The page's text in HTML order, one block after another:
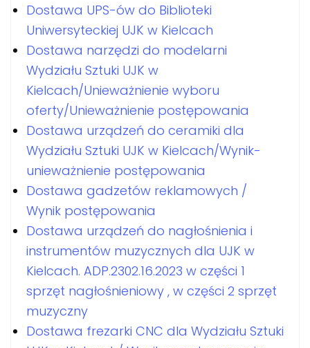
Dostawa UPS-ów do Biblioteki
Uniwersyteckiej UJK w Kielcach
Dostawa narzędzi do modelarni
Wydziału Sztuki UJK w
Kielcach/Unieważnienie wyboru
oferty/Unieważnienie postępowania
Dostawa urządzeń do ceramiki dla
Wydziału Sztuki UJK w Kielcach/Wynik-
unieważnienie postępowania
Dostawa gadzetów reklamowych /
Wynik postępowania
Dostawa urządzeń do nagłośnienia i
instrumentów muzycznych dla UJK w
Kielcach. ADP.2302.16.2023 w części 1
sprzęt nagłośnieniowy , w części 2 sprzęt
muzyczny
Dostawa frezarki CNC dla Wydziału Sztuki